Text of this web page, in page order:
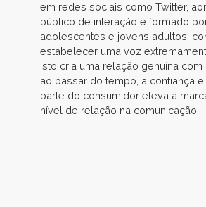
em redes sociais como Twitter,
público de interação é formado
adolescentes e jovens adultos,
estabelecer uma voz
Isto cria uma relação genuína
ao passar do tempo, a confiança
parte do consumidor eleva a
nível de relação na comunicação.